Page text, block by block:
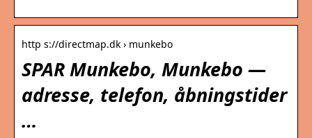
http s://directmap.dk › munkebo
SPAR Munkebo, Munkebo —
adresse, telefon, åbningstider
…